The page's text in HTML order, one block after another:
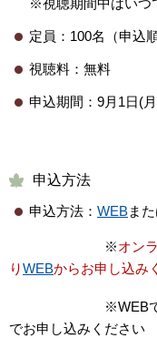
※視聴期間中はいつ
定員：100名（申込順
視聴料：無料
申込期間：9月1日(
申込方法
申込方法： WEBま
※オン
りWEBからお申し込み
※WEBでの申込
でお申し込みください